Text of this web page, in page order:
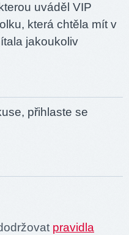
uváděl VIP
která chtěla mít v
jakoukoliv
přihlaste se
pravidla